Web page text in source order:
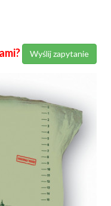
Wyślij zapytanie